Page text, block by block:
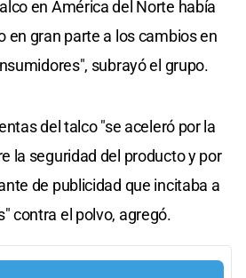
en América del Norte había
en gran parte a los cambios en
subrayó el grupo.
del talco "se aceleró por la
la seguridad del producto y por
de publicidad que incitaba a
contra el polvo, agregó.